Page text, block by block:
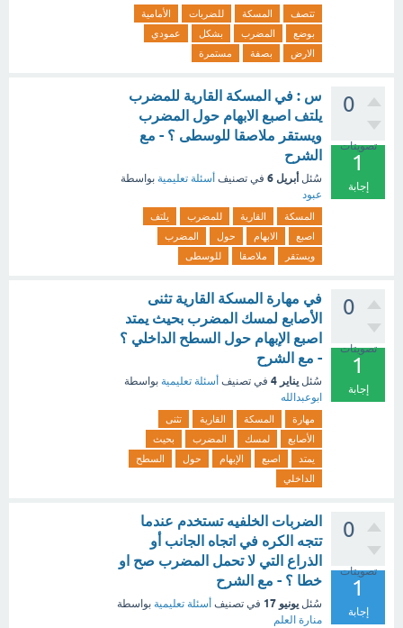
تتصف المسكة للضربات
الأمامية
بوضع
المضرب بشكل
عمودي
الارض
بصفة مستمرة
0
تصويتات
1
إجابة
س : في المسكة القارية للمضرب
يلتف اصبع الابهام حول المضرب
ويستقر ملاصقا للوسطى ؟ - مع
الشرح
سُئل أبريل 6 في تصنيف أسئلة تعليمية بواسطة
عبود
المسكة القارية للمضرب
يلتف
اصبع
الابهام حول
المضرب
ويستقر
ملاصقا للوسطى
0
تصويتات
1
إجابة
في مهارة المسكة القارية تثنى
الأصابع لمسك المضرب بحيث يمتد
اصبع الإبهام حول السطح الداخلي ؟
- مع الشرح
سُئل يناير 4 في تصنيف أسئلة تعليمية بواسطة
ابوعبدالله
مهارة المسكة القارية
تثنى
الأصابع
لمسك المضرب
بحيث
يمتد
اصبع الإبهام حول
السطح
الداخلي
0
تصويتات
1
إجابة
الضربات الخلفيه تستخدم عندما
تتجه الكره في اتجاه الجانب أو
الذراع التي لا تحمل المضرب صح او
خطا ؟ - مع الشرح
سُئل يونيو 17 في تصنيف أسئلة تعليمية بواسطة
منارة العلم